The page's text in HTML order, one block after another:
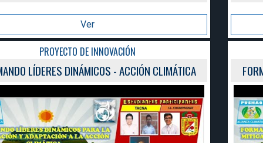
PROYECTO DE INNOVACIÓN
FORMANDO LÍDERES DINÁMICOS - ACCIÓN CLIMÁTICA